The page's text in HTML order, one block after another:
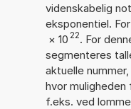
videnskabelig
eksponentiel.
× 10 22. For
segmenteres
aktuelle
hvor
f.eks. ved